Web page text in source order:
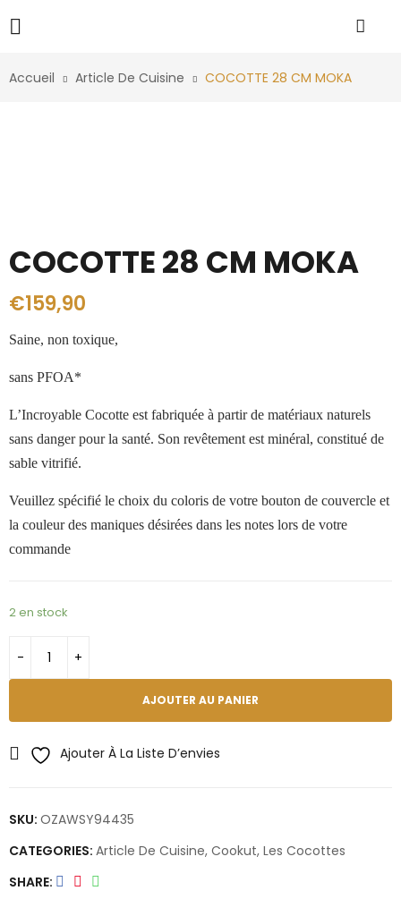
Accueil Article De Cuisine COCOTTE 28 CM MOKA
COCOTTE 28 CM MOKA
€159,90
Saine, non toxique,
sans PFOA*
L’Incroyable Cocotte est fabriquée à partir de matériaux naturels
sans danger pour la santé. Son revêtement est minéral, constitué de
sable vitrifié.
Veuillez spécifié le choix du coloris de votre bouton de couvercle et
la couleur des maniques désirées dans les notes lors de votre
commande
2 en stock
AJOUTER AU PANIER
Ajouter À La Liste D’envies
SKU: OZAWSY94435
CATEGORIES: Article De Cuisine, Cookut, Les Cocottes
SHARE